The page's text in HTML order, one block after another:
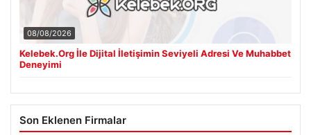
08/08/2026
Kelebek.Org İle Dijital İletişimin Seviyeli Adresi Ve Muhabbet
Deneyimi
Son Eklenen Firmalar